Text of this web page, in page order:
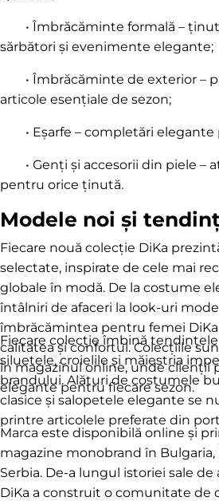
• Îmbrăcăminte formală –
sărbători și evenimente elegante;
• Îmbrăcăminte de exterior –
articole esențiale de sezon;
• Eșarfe – completări elegante
• Genți și accesorii din piele –
pentru orice ținută.
Modele noi și
Fiecare nouă colecție DiKa
selectate, inspirate de cele mai
globale în modă. De la costume
întâlniri de afaceri la look-uri
îmbrăcămintea pentru femei
calitatea și confortul. Colecțiile
în magazinul online, unde clienții
elegante pentru fiecare sezon.
Fiecare colecție îmbină
siluetele, croielile și măiestria
brandului. Alături de costumele
clasice și salopetele elegante se
printre articolele preferate din
Marca este disponibilă online și
magazine monobrand în Bulgaria,
Serbia. De-a lungul istoriei sale de
DiKa a construit o comunitate de